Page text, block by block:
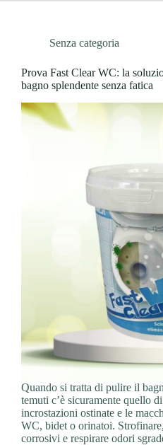
Senza categoria
Prova Fast Clear WC: la
bagno splendente senza fatica
Quando si tratta di pulire il
temuti c’è sicuramente quello
incrostazioni ostinate e le
WC, bidet o orinatoi.
corrosivi e respirare odori